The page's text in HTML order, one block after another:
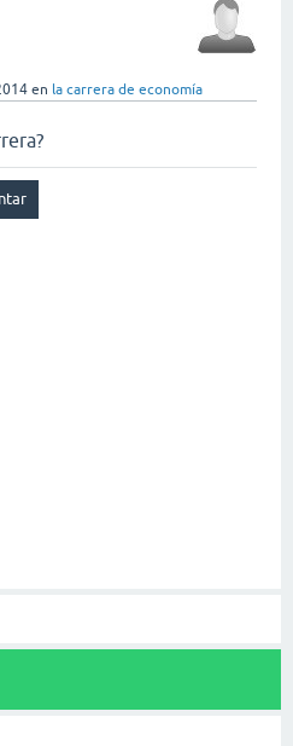
en la carrera de economía